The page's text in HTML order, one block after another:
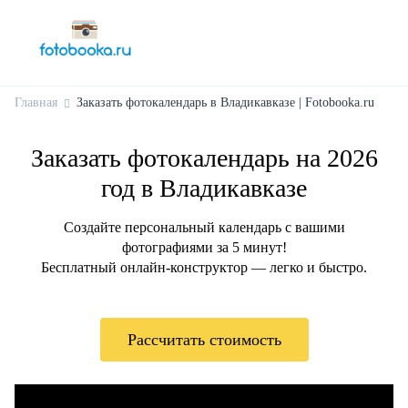
Главная Заказать фотокалендарь в Владикавказе | Fotobooka.ru
Заказать фотокалендарь на 2026
год в Владикавказе
Создайте персональный календарь с вашими
фотографиями за 5 минут!
Бесплатный онлайн-конструктор — легко и быстро.
Рассчитать стоимость